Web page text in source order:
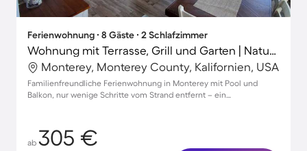
Ferienwohnung ∙ 8 Gäste ∙ 2 Schlafzimmer
Wohnung mit Terrasse, Grill und Garten | Naturblick
Monterey, Monterey County, Kalifornien, USA
Familienfreundliche Ferienwohnung in Monterey mit Pool und
Balkon, nur wenige Schritte vom Strand entfernt – ein
ab 305 €